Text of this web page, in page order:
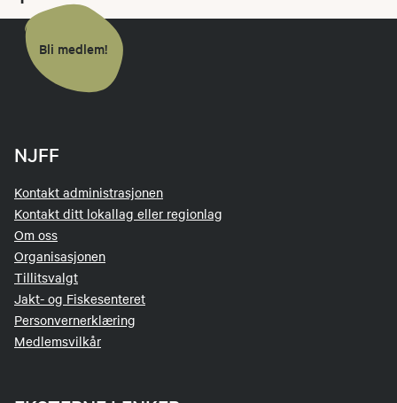
Bli medlem!
NJFF
Kontakt administrasjonen
Kontakt ditt lokallag eller regionlag
Om oss
Organisasjonen
Tillitsvalgt
Jakt- og Fiskesenteret
Personvernerklæring
Medlemsvilkår